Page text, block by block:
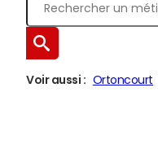
Voir aussi : Ortoncourt